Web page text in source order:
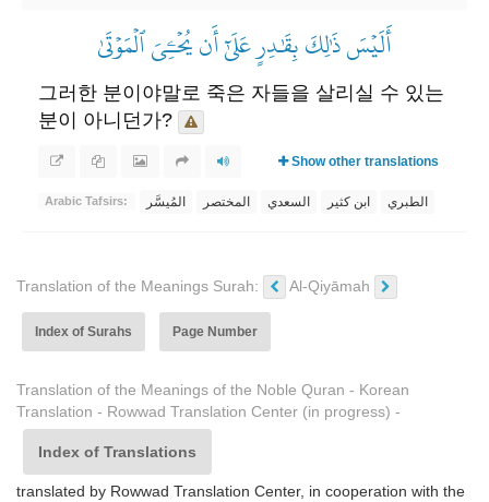
أَلَيۡسَ ذَٰلِكَ بِقَٰدِرٍ عَلَىٰٓ أَن يُحۡـِۧيَ ٱلۡمَوۡتَىٰ
그러한 분이야말로 죽은 자들을 살리실 수 있는
분이 아니던가?
Show other translations
Arabic Tafsirs: المُيسَّر المختصر السعدي ابن كثير الطبري
Translation of the Meanings Surah: Al-Qiyāmah
Index of Surahs Page Number
Translation of the Meanings of the Noble Quran - Korean
Translation - Rowwad Translation Center (in progress) -
Index of Translations
translated by Rowwad Translation Center, in cooperation with the